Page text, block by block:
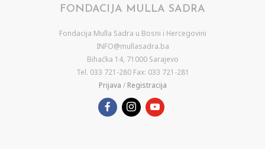
FONDACIJA MULLA SADRA
Fondacija Mulla Sadra u Bosni i Hercegovini
INFO@mullasadra.ba
Bihaćka 14, 71000 Sarajevo
Tel. 033 721-280 Fax: 033 721-281
Prijava / Registracija